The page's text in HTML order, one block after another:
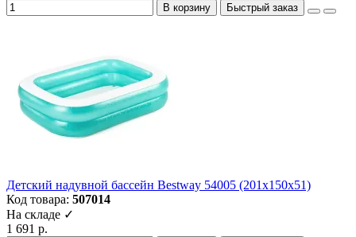
В корзину Быстрый заказ
Детский надувной бассейн Bestway 54005 (201х150х51)
Код товара: 507014
На складе ✓
1 691 р.